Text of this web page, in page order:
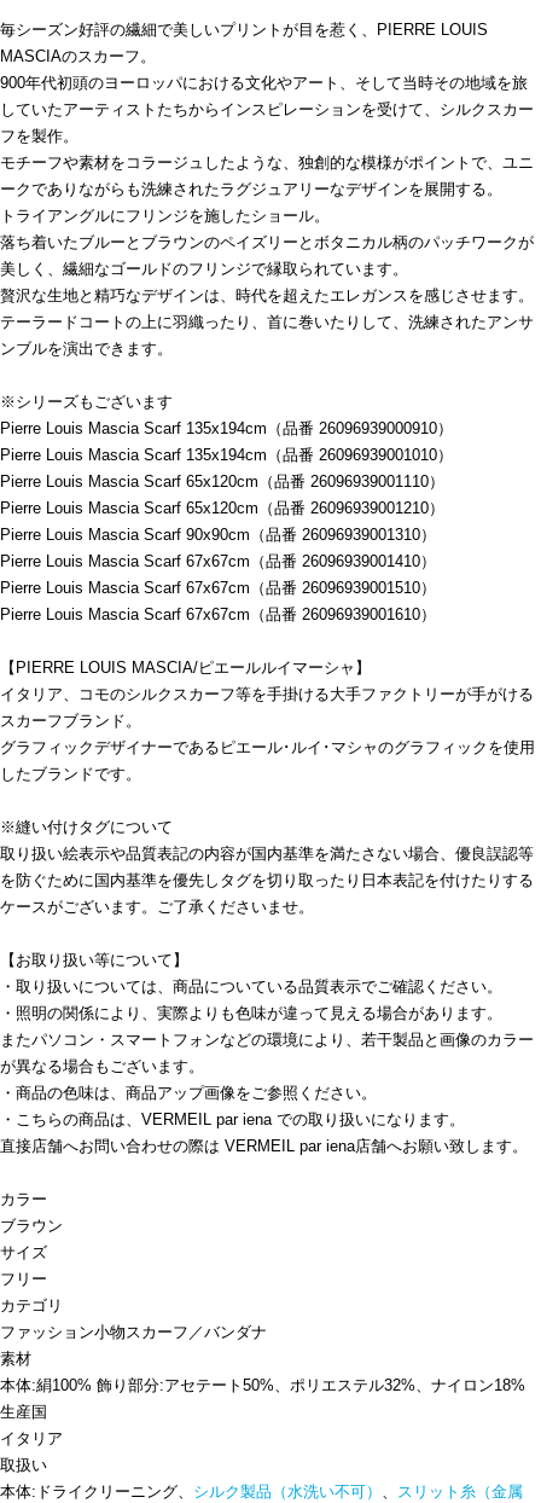
毎シーズン好評の繊細で美しいプリントが目を惹く、PIERRE LOUIS
MASCIAのスカーフ。
900年代初頭のヨーロッパにおける文化やアート、そして当時その地域を旅
していたアーティストたちからインスピレーションを受けて、シルクスカー
フを製作。
モチーフや素材をコラージュしたような、独創的な模様がポイントで、ユニ
ークでありながらも洗練されたラグジュアリーなデザインを展開する。
トライアングルにフリンジを施したショール。
落ち着いたブルーとブラウンのペイズリーとボタニカル柄のパッチワークが
美しく、繊細なゴールドのフリンジで縁取られています。
贅沢な生地と精巧なデザインは、時代を超えたエレガンスを感じさせます。
テーラードコートの上に羽織ったり、首に巻いたりして、洗練されたアンサ
ンブルを演出できます。
※シリーズもございます
Pierre Louis Mascia Scarf 135x194cm（品番 26096939000910）
Pierre Louis Mascia Scarf 135x194cm（品番 26096939001010）
Pierre Louis Mascia Scarf 65x120cm（品番 26096939001110）
Pierre Louis Mascia Scarf 65x120cm（品番 26096939001210）
Pierre Louis Mascia Scarf 90x90cm（品番 26096939001310）
Pierre Louis Mascia Scarf 67x67cm（品番 26096939001410）
Pierre Louis Mascia Scarf 67x67cm（品番 26096939001510）
Pierre Louis Mascia Scarf 67x67cm（品番 26096939001610）
【PIERRE LOUIS MASCIA/ピエールルイマーシャ】
イタリア、コモのシルクスカーフ等を手掛ける大手ファクトリーが手がける
スカーフブランド。
グラフィックデザイナーであるピエール･ルイ･マシャのグラフィックを使用
したブランドです。
※縫い付けタグについて
取り扱い絵表示や品質表記の内容が国内基準を満たさない場合、優良誤認等
を防ぐために国内基準を優先しタグを切り取ったり日本表記を付けたりする
ケースがございます。ご了承くださいませ。
【お取り扱い等について】
・取り扱いについては、商品についている品質表示でご確認ください。
・照明の関係により、実際よりも色味が違って見える場合があります。
またパソコン・スマートフォンなどの環境により、若干製品と画像のカラー
が異なる場合もございます。
・商品の色味は、商品アップ画像をご参照ください。
・こちらの商品は、VERMEIL par iena での取り扱いになります。
直接店舗へお問い合わせの際は VERMEIL par iena店舗へお願い致します。
カラー
ブラウン
サイズ
フリー
カテゴリ
ファッション小物スカーフ／バンダナ
素材
本体:絹100% 飾り部分:アセテート50%、ポリエステル32%、ナイロン18%
生産国
イタリア
取扱い
本体:ドライクリーニング、 シルク製品（水洗い不可） 、 スリット糸（金属